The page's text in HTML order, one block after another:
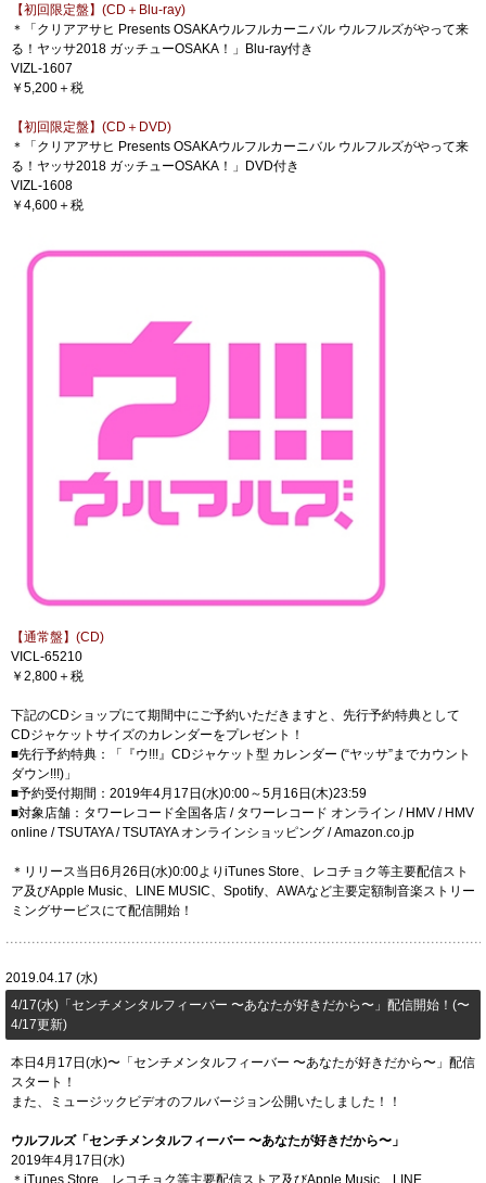
【初回限定盤】(CD＋Blu-ray)
＊「クリアアサヒ Presents OSAKAウルフルカーニバル ウルフルズがやって来
る！ヤッサ2018 ガッチューOSAKA！」Blu-ray付き
VIZL-1607
￥5,200＋税
【初回限定盤】(CD＋DVD)
＊「クリアアサヒ Presents OSAKAウルフルカーニバル ウルフルズがやって来
る！ヤッサ2018 ガッチューOSAKA！」DVD付き
VIZL-1608
￥4,600＋税
【通常盤】(CD)
VICL-65210
￥2,800＋税
下記のCDショップにて期間中にご予約いただきますと、先行予約特典として
CDジャケットサイズのカレンダーをプレゼント！
■先行予約特典：「『ウ!!!』CDジャケット型 カレンダー (“ヤッサ”までカウント
ダウン!!!)」
■予約受付期間：2019年4月17日(水)0:00～5月16日(木)23:59
■対象店舗：タワーレコード全国各店 / タワーレコード オンライン / HMV / HMV
online / TSUTAYA / TSUTAYA オンラインショッピング / Amazon.co.jp
＊リリース当日6月26日(水)0:00よりiTunes Store、レコチョク等主要配信スト
ア及びApple Music、LINE MUSIC、Spotify、AWAなど主要定額制音楽ストリー
ミングサービスにて配信開始！
2019.04.17 (水)
​4/17(水)「センチメンタルフィーバー 〜あなたが好きだから〜」配信開始！(〜
4/17更新)
本日4月17日(水)〜「センチメンタルフィーバー 〜あなたが好きだから〜」配信
スタート！
また、ミュージックビデオのフルバージョン公開いたしました！！
ウルフルズ「センチメンタルフィーバー 〜あなたが好きだから〜」
2019年4月17日(水)
＊iTunes Store、レコチョク等主要配信ストア及びApple Music、LINE